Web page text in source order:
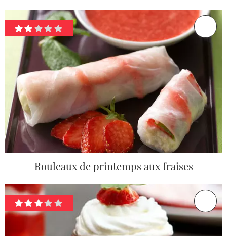
Rouleaux de printemps aux fraises